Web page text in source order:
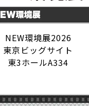
NEW環境展2026
東京ビッグサイト
東3ホールA334